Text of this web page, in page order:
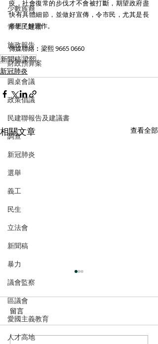
少數族裔
青年民建聯
施政報告
財政預算案
圓桌會議
政策倡議
民建聯報告及建議書
調查
新冠肺炎
選舉
義工
民生
立法會
新聞稿
暴力
議會監察
區議會
愛國主義教育
人才高地
疫，社會復常的步伐才不會被打斷，期望政府盡
快有具體細節，並做好宣傳，令市民，尤其是長
者更了解運作。
傳媒聯絡︰梁熙 9665 0660
新聞稿梁熙
新冠肺炎
相關文章 查看全部
留言